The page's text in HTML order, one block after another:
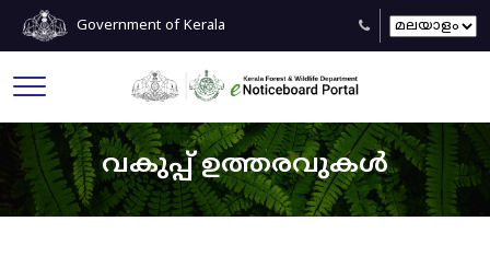
Government of Kerala
വകുപ്പ് ഉത്തരവുകൾ